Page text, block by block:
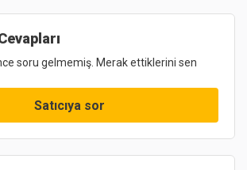
soru gelmemiş. Merak ettiklerini sen
Satıcıya sor